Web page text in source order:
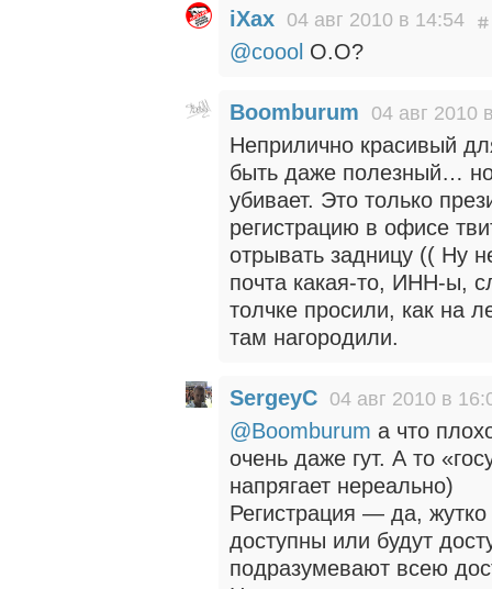
iXax 04 авг 2010 в 14:54
@coool О.О?
Boomburum 04 авг 2010
Неприлично красивый
быть даже полезный… но
убивает. Это только
регистрацию в офисе
отрывать задницу (( Ну
почта какая-то, ИНН-ы,
толчке просили, как на
там нагородили.
SergeyC 04 авг 2010 в
@Boomburum а что
очень даже гут. А то
напрягает нереально)
Регистрация — да,
доступны или будут
подразумевают всею